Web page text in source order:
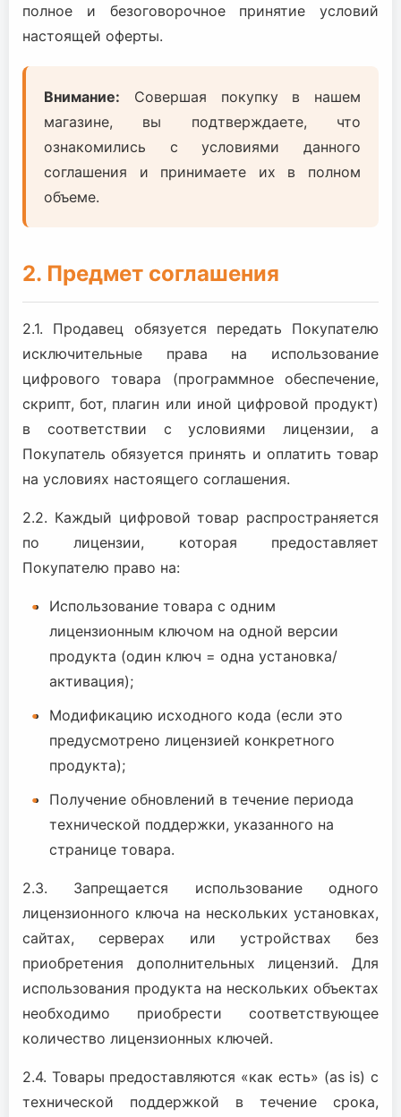
полное и безоговорочное принятие условий
настоящей оферты.
Внимание: Совершая покупку в нашем
магазине, вы подтверждаете, что
ознакомились с условиями данного
соглашения и принимаете их в полном
объеме.
2. Предмет соглашения
2.1. Продавец обязуется передать Покупателю
исключительные права на использование
цифрового товара (программное обеспечение,
скрипт, бот, плагин или иной цифровой продукт)
в соответствии с условиями лицензии, а
Покупатель обязуется принять и оплатить товар
на условиях настоящего соглашения.
2.2. Каждый цифровой товар распространяется
по лицензии, которая предоставляет
Покупателю право на:
Использование товара с одним
лицензионным ключом на одной версии
продукта (один ключ = одна установка/
активация);
Модификацию исходного кода (если это
предусмотрено лицензией конкретного
продукта);
Получение обновлений в течение периода
технической поддержки, указанного на
странице товара.
2.3. Запрещается использование одного
лицензионного ключа на нескольких установках,
сайтах, серверах или устройствах без
приобретения дополнительных лицензий. Для
использования продукта на нескольких объектах
необходимо приобрести соответствующее
количество лицензионных ключей.
2.4. Товары предоставляются «как есть» (as is) с
технической поддержкой в течение срока,